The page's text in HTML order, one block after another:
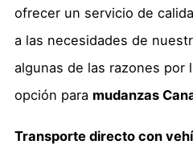
ofrecer un servicio de
a las necesidades de
algunas de las razones por
opción para mudanzas
Transporte directo con